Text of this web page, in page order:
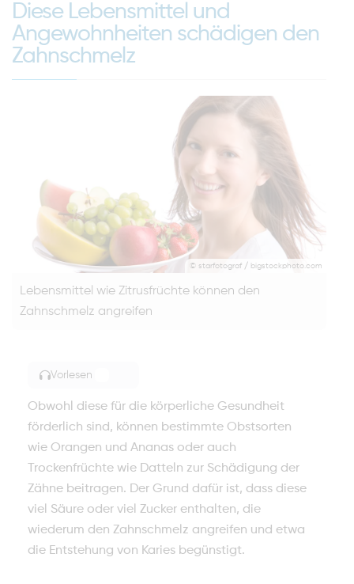
Diese Lebensmittel und
Angewohnheiten schädigen den
Zahnschmelz
© starfotograf / bigstockphoto.com
Lebensmittel wie Zitrusfrüchte können den
Zahnschmelz angreifen
Vorlesen
Obwohl diese für die körperliche Gesundheit
förderlich sind, können bestimmte Obstsorten
wie Orangen und Ananas oder auch
Trockenfrüchte wie Datteln zur Schädigung der
Zähne beitragen. Der Grund dafür ist, dass diese
viel Säure oder viel Zucker enthalten, die
wiederum den Zahnschmelz angreifen und etwa
die Entstehung von Karies begünstigt.